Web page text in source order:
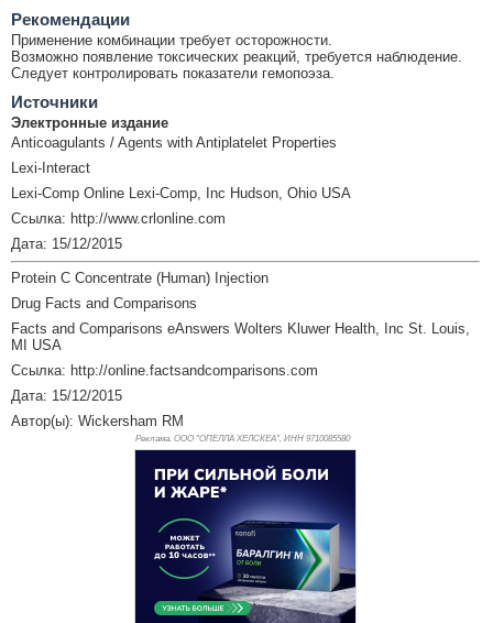
Рекомендации
Применение комбинации требует осторожности.
Возможно появление токсических реакций, требуется наблюдение.
Следует контролировать показатели гемопоэза.
Источники
Электронные издание
Anticoagulants / Agents with Antiplatelet Properties
Lexi-Interact
Lexi-Comp Online Lexi-Comp, Inc Hudson, Ohio USA
Ссылка: http://www.crlonline.com
Дата: 15/12/2015
Protein C Concentrate (Human) Injection
Drug Facts and Comparisons
Facts and Comparisons eAnswers Wolters Kluwer Health, Inc St. Louis,
MI USA
Ссылка: http://online.factsandcomparisons.com
Дата: 15/12/2015
Автор(ы): Wickersham RM
Реклама. ООО "ОПЕЛЛА ХЕЛСКЕА", ИНН 9710085580